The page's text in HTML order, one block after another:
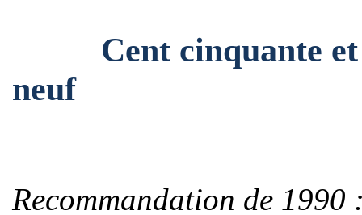
Cent cinquante et
neuf
Recommandation de 1990